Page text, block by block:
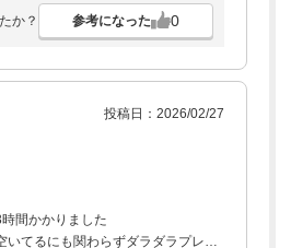
か？ 参考になった 0
投稿日：2026/02/27
間かかりました
いてるにも関わらずダラダラプレー